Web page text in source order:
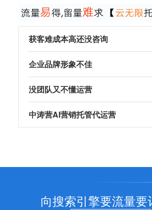
获客难成本高还没咨询
企业品牌形象不佳
没团队又不懂运营
中涛营AI营销托管代运营
向搜索引擎要流量要